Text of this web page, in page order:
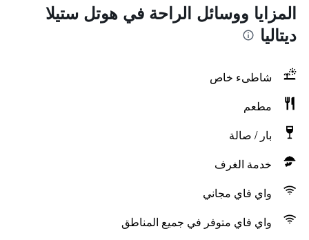
المزايا ووسائل الراحة في هوتل ستيلا
ديتاليا
شاطىء خاص
مطعم
بار / صالة
خدمة الغرف
واي فاي مجاني
واي فاي متوفر في جميع المناطق